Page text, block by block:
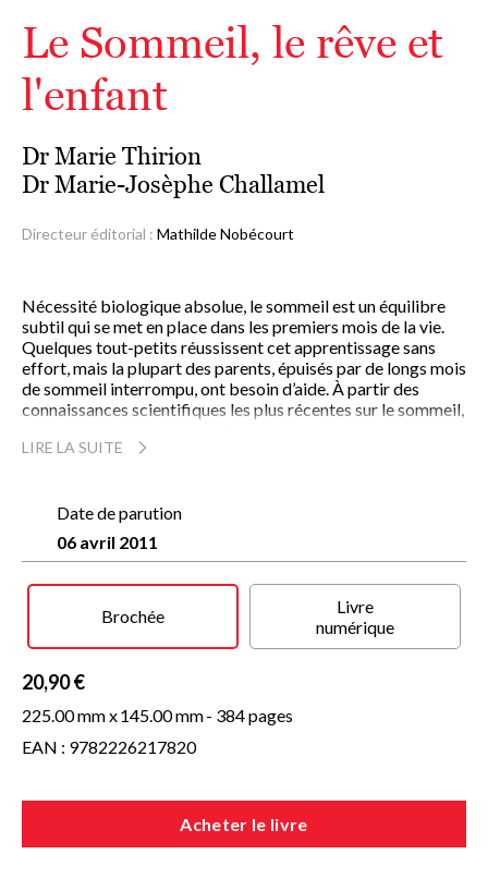
Le Sommeil, le rêve et
l'enfant
Dr Marie Thirion
Dr Marie-Josèphe Challamel
Directeur éditorial : Mathilde Nobécourt
Nécessité biologique absolue, le sommeil est un équilibre
subtil qui se met en place dans les premiers mois de la vie.
Quelques tout-petits réussissent cet apprentissage sans
effort, mais la plupart des parents, épuisés par de longs mois
de sommeil interrompu, ont besoin d’aide. À partir des
connaissances scientifiques les plus récentes sur le sommeil,
nombreuses questions des parents :
• Faut-il se lever lorsqu’un enfant se réveille toutes les deux
heures ?
• Est-il nécessaire de rester avec lui lorsqu’il s’endort ?
• Comment réagir face aux peurs du soir et aux cauchemars
• Comment faire la part de la composante psychologique
• Comment faire dormir un enfant qui ne veut pas ?
• Quand consulter un médecin et que penser des
médicaments ?
• Comment aider un adolescent à retrouver un bon sommeil
?
LIRE LA SUITE
Date de parution
06 avril 2011
Brochée
Livre
numérique
20,90 €
225.00 mm x145.00 mm- 384 pages
EAN : 9782226217820
Acheter le livre